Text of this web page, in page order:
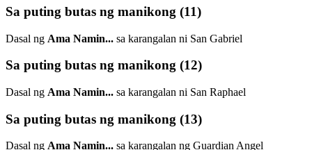
Sa puting butas ng manikong (11)
Dasal ng Ama Namin... sa karangalan ni San Gabriel
Sa puting butas ng manikong (12)
Dasal ng Ama Namin... sa karangalan ni San Raphael
Sa puting butas ng manikong (13)
Dasal ng Ama Namin... sa karangalan ng Guardian Angel